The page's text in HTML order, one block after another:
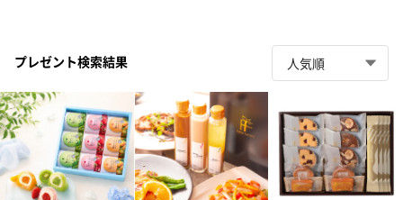
プレゼント検索結果